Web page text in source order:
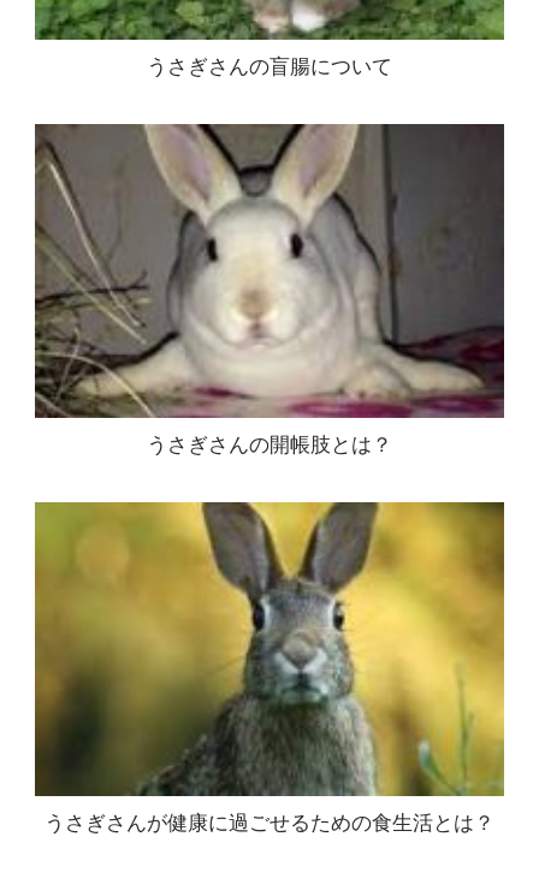
うさぎさんの盲腸について
うさぎさんの開帳肢とは？
うさぎさんが健康に過ごせるための食生活とは？